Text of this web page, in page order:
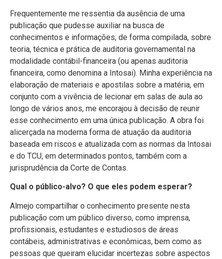
Frequentemente me ressentia da ausência de uma
publicação que pudesse auxiliar na busca de
conhecimentos e informações, de forma compilada, sobre
teoria, técnica e prática de auditoria governamental na
modalidade contábil-financeira (ou apenas auditoria
financeira, como denomina a Intosai). Minha experiência na
elaboração de materiais e apostilas sobre a matéria, em
conjunto com a vivência de lecionar em salas de aula ao
longo de vários anos, me encorajou à decisão de reunir
esse conhecimento em uma única publicação. A obra foi
alicerçada na moderna forma de atuação da auditoria
baseada em riscos e atualizada com as normas da Intosai
e do TCU, em determinados pontos, também com a
jurisprudência da Corte de Contas.
Qual o público-alvo? O que eles podem esperar?
Almejo compartilhar o conhecimento presente nesta
publicação com um público diverso, como imprensa,
profissionais, estudantes e estudiosos de áreas
contábeis, administrativas e econômicas, bem como as
pessoas que queiram elucidar incertezas sobre aspectos